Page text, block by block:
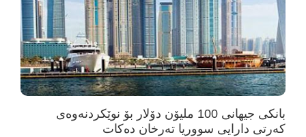
بانکی جیهانی 100 ملیۆن دۆلار بۆ نوێکردنەوەی
کەرتی دارایی سووریا تەرخان دەکات